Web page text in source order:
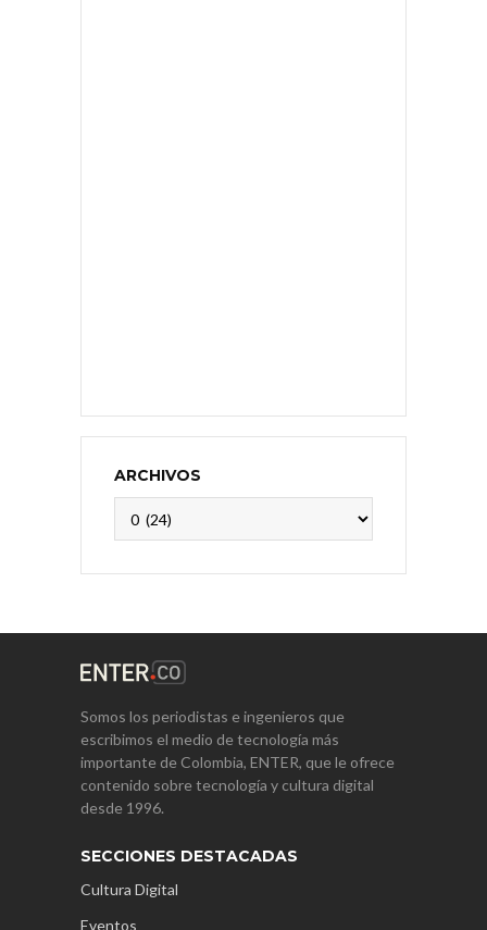
ARCHIVOS
Somos los periodistas e ingenieros que
escribimos el medio de tecnología más
importante de Colombia, ENTER, que le ofrece
contenido sobre tecnología y cultura digital
desde 1996.
SECCIONES DESTACADAS
Cultura Digital
Eventos